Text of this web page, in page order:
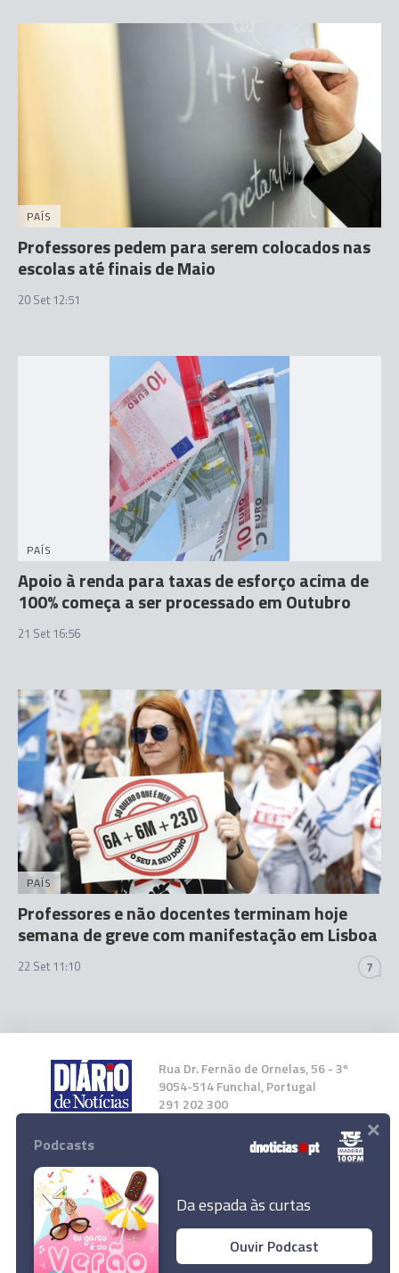
PAÍS
Professores pedem para serem colocados nas
escolas até finais de Maio
20 Set 12:51
PAÍS
Apoio à renda para taxas de esforço acima de
100% começa a ser processado em Outubro
21 Set 16:56
PAÍS
Professores e não docentes terminam hoje
semana de greve com manifestação em Lisboa
22 Set 11:10 7
Rua Dr. Fernão de Ornelas, 56 - 3º
9054-514 Funchal, Portugal
291 202 300
Instale a nossa App
© 2023 Empresa Diário de Notícias, Lda.
Podcasts
Da espada às curtas
Ouvir Podcast
×